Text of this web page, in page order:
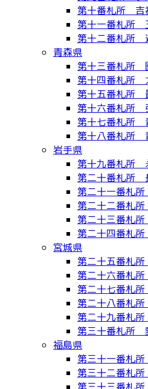
第十番札所 吉
第十一番札所
第十二番札所
青森県
第十三番札所
第十四番札所
第十五番札所
第十六番札所
第十七番札所
第十八番札所
岩手県
第十九番札所
第二十番札所
第二十一番札
第二十二番札
第二十三番札
第二十四番札
宮城県
第二十五番札
第二十六番札
第二十七番札
第二十八番札
第二十九番札
第三十番札所
福島県
第三十一番札
第三十二番札